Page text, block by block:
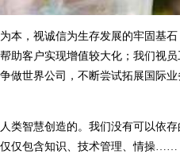
本，视诚信为生存发展的牢固基石
助客户实现增值较大化；我们视
做世界公司，不断尝试拓展国际
类智慧创造的。我们没有可以依
仅包含知识、技术管理、情操……